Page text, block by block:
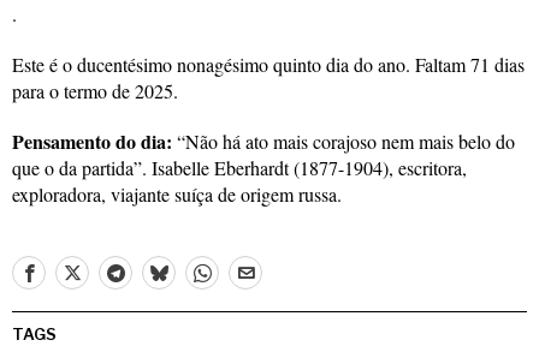
.
Este é o ducentésimo nonagésimo quinto dia do ano. Faltam 71 dias
para o termo de 2025.
Pensamento do dia: “Não há ato mais corajoso nem mais belo do
que o da partida”. Isabelle Eberhardt (1877-1904), escritora,
exploradora, viajante suíça de origem russa.
TAGS